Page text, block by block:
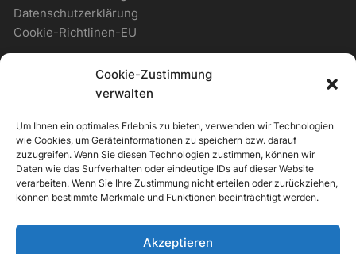
Cookie-Zustimmung
verwalten
Um Ihnen ein optimales Erlebnis zu bieten, verwenden wir Technologien
wie Cookies, um Geräteinformationen zu speichern bzw. darauf
zuzugreifen. Wenn Sie diesen Technologien zustimmen, können wir
Daten wie das Surfverhalten oder eindeutige IDs auf dieser Website
verarbeiten. Wenn Sie Ihre Zustimmung nicht erteilen oder zurückziehen,
können bestimmte Merkmale und Funktionen beeinträchtigt werden.
Akzeptieren
Datenschutzerklärung
Cookie-Richtlinen-EU
WICHTIGES
Zahlungsmöglichkeiten
Versandmöglichkeiten
Newsletter
ALLGEMEIN